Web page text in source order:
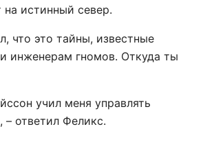
на истинный север.
что это тайны, известные
инженерам гномов. Откуда ты
учил меня управлять
– ответил Феликс.